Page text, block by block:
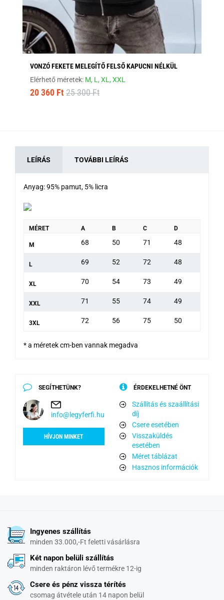
VONZÓ FEKETE MELEGÍTŐ FELSŐ KAPUCNI NÉLKÜL
Elérhető méretek: M, L,XL,XXL
20 360 Ft 25 300 Ft
LEÍRÁS TOVÁBBI LEÍRÁS
Anyag: 95% pamut, 5% licra
MÉRET A B C D
M 68 50 71 48
L 69 52 72 48
XL 70 54 73 49
XXL 71 55 74 49
3XL 72 56 75 50
* a méretek cm-ben vannak megadva
SEGÍTHETÜNK?
info@legyferfi.hu
HÍVJON MINKET
ÉRDEKELHETNÉ ÖNT
Szállítás és szaállítási
díj
Csere esetében
Visszaküldés
esetében
Méret táblázat
Hasznos információk
Ingyenes szállítás
minden 33.000,-Ft feletti vásárlásra
Két napon belüli szállítás
minden raktáron lévő termékre 12-ig
Csere és pénz vissza térítés
csomag átvétele után 14 napon belül